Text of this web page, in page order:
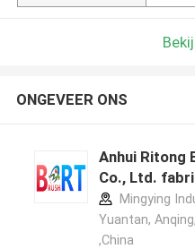
ONGEVEER ONS
Anhui Ritong
Co., Ltd.
Mingying
Yuantan,
,China